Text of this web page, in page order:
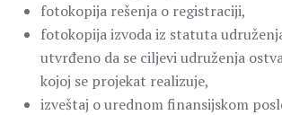
fotokopija rešenja o registraciji,
fotokopija izvoda iz statuta
utvrđeno da se ciljevi udruženja
kojoj se projekat realizuje,
izveštaj o urednom finansijskom